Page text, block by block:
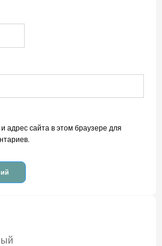
адрес сайта в этом браузере для